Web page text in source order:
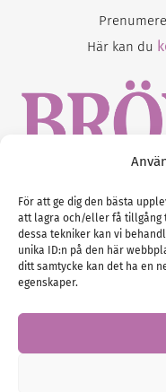
För att ge dig den bästa
att lagra och/eller få tillgång
dessa tekniker kan vi
unika ID:n på den här
ditt samtycke kan det ha en
egenskaper.
Här kan du
Gustaf
E-post: